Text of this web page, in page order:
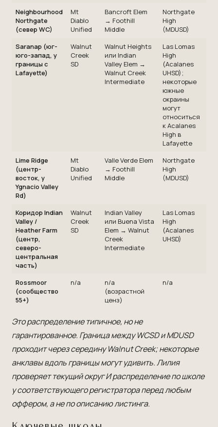
Neighbourhood
Northgate
(север WC)
Mt
Diablo
Unified
Bancroft Elem
→ Foothill
Middle
Northgate
High
(MDUSD)
Saranap (юг-
юго-запад, у
границы с
Lafayette)
Walnut
Creek
SD
Walnut Heights
или Indian
Valley Elem →
Walnut Creek
Intermediate
Las Lomas
High
(Acalanes
UHSD);
некоторые
южные
окраины
могут
относиться
к Acalanes
High в
Lafayette
Lime Ridge
(центр-
восток, у
Ygnacio Valley
Rd)
Mt
Diablo
Unified
Valle Verde Elem
→ Foothill
Middle
Northgate
High
(MDUSD)
Коридор Indian
Valley /
Heather Farm
(центр,
северо-
центральная
часть)
Walnut
Creek
SD
Indian Valley
или Buena Vista
Elem → Walnut
Creek
Intermediate
Las Lomas
High
(Acalanes
UHSD)
Rossmoor
(сообщество
55+)
n/a
n/a
(возрастной
ценз)
n/a
Это распределение типичное, но не
гарантированное. Граница между WCSD и MDUSD
проходит через середину Walnut Creek; некоторые
анклавы вдоль границы могут удивить. Лилия
проверяет текущий округ И распределение по школе
у соответствующего регистратора перед любым
оффером, а не по описанию листинга.